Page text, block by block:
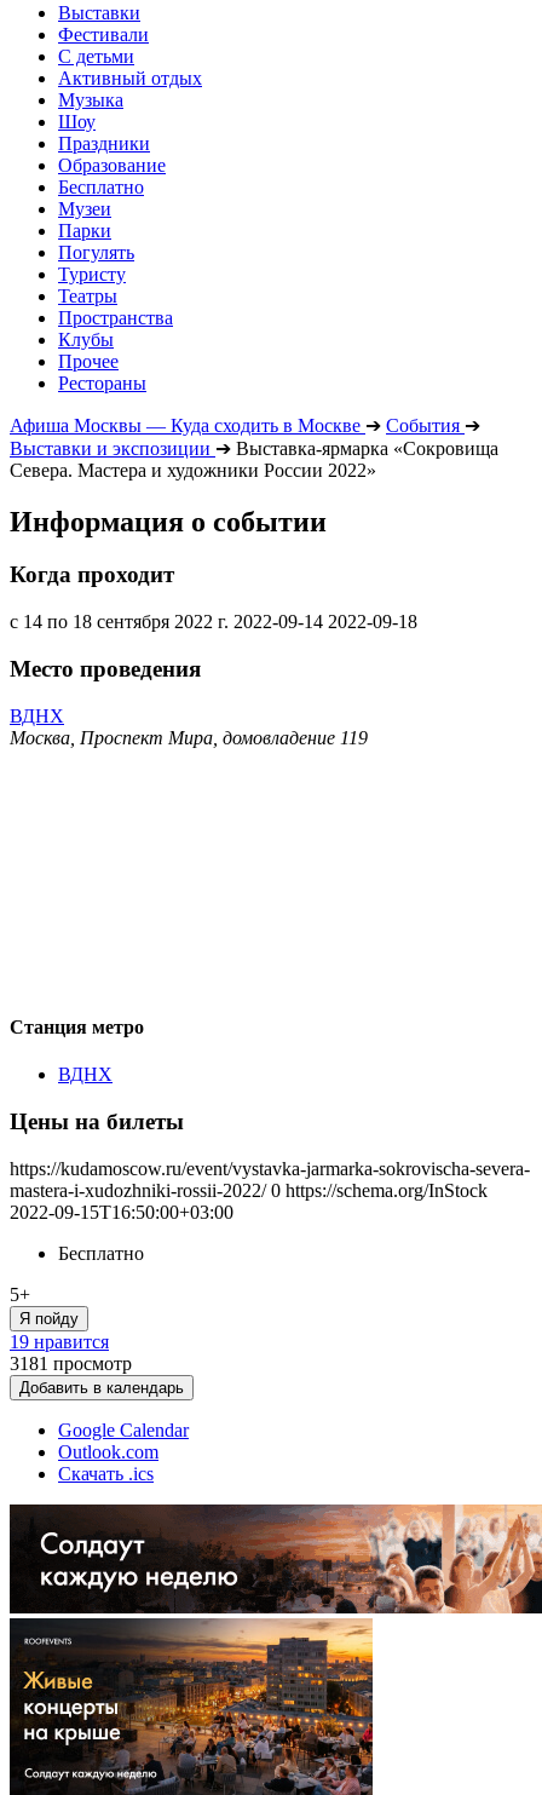
Выставки
Фестивали
С детьми
Активный отдых
Музыка
Шоу
Праздники
Образование
Бесплатно
Музеи
Парки
Погулять
Туристу
Театры
Пространства
Клубы
Прочее
Рестораны
Афиша Москвы — Куда сходить в Москве ➔ События ➔
Выставки и экспозиции ➔ Выставка-ярмарка «Сокровища
Севера. Мастера и художники России 2022»
Информация о событии
Когда проходит
с 14 по 18 сентября 2022 г. 2022-09-14 2022-09-18
Место проведения
ВДНХ
Москва, Проспект Мира, домовладение 119
Станция метро
ВДНХ
Цены на билеты
https://kudamoscow.ru/event/vystavka-jarmarka-sokrovischa-severa-
mastera-i-xudozhniki-rossii-2022/ 0 https://schema.org/InStock
2022-09-15T16:50:00+03:00
Бесплатно
5+
Я пойду
19 нравится
3181 просмотр
Добавить в календарь
Google Calendar
Outlook.com
Скачать .ics